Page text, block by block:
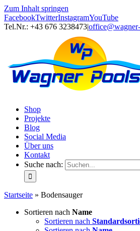
Zum Inhalt springen
FacebookTwitterInstagramYouTube
Tel.Nr.: +43 676 3238473|
Shop
Projekte
Blog
Social Media
Über uns
Kontakt
Suche nach:
Startseite » Bodensauger
Sortieren nach Name
Sortieren nach